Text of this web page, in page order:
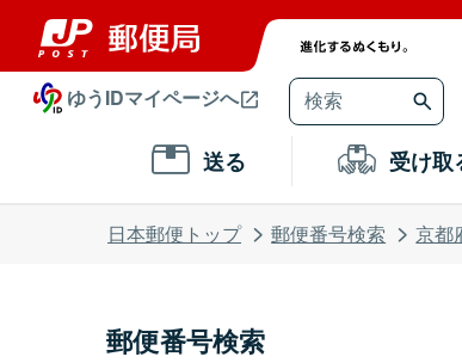
ゆうIDマイページへ
送る 受け取
日本郵便トップ 郵便番号検索 京都
郵便番号検索